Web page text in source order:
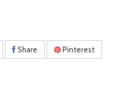
Share Pinterest